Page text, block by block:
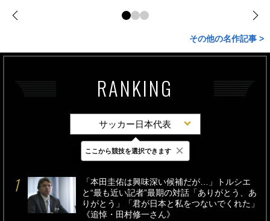
その他の名作記事 >
RANKING
サッカー日本代表
最新 24時間 週間
「本田圭佑は興味深い候補だが…」トルシエ
と“最も近い記者”最期の対話「ありがとう、あ
りがとう」「君が日本と私をつないでくれた」
《追悼・田村修一さん》
ここから競技を選択できます ×